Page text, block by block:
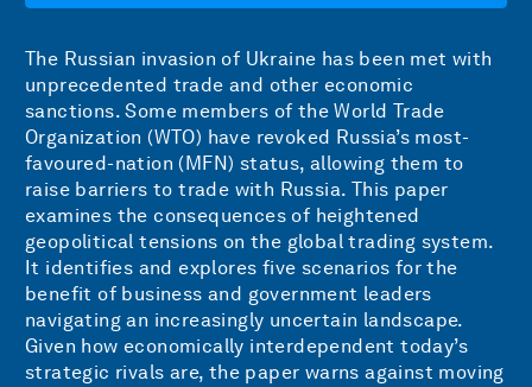
The Russian invasion of Ukraine has been met with
unprecedented trade and other economic
sanctions. Some members of the World Trade
Organization (WTO) have revoked Russia’s most-
favoured-nation (MFN) status, allowing them to
raise barriers to trade with Russia. This paper
examines the consequences of heightened
geopolitical tensions on the global trading system.
It identifies and explores five scenarios for the
benefit of business and government leaders
navigating an increasingly uncertain landscape.
Given how economically interdependent today’s
strategic rivals are, the paper warns against moving